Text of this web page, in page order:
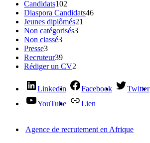
Candidats102
Diaspora Candidats46
Jeunes diplômés21
Non catégorisés3
Non classé3
Presse3
Recruteur39
Rédiger un CV2
LinkedIn Facebook Twitter
YouTube
Lien
Agence de recrutement en Afrique